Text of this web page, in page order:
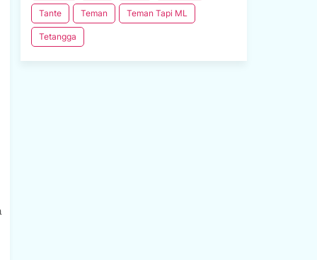
Tante Teman Teman Tapi ML
Tetangga